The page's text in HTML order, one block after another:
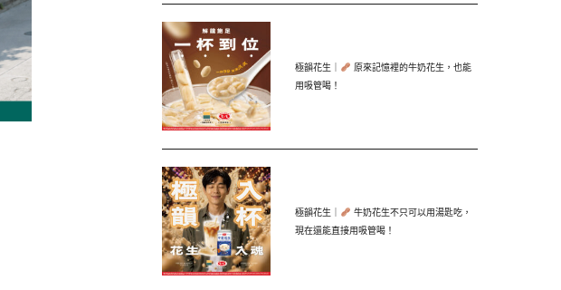
極韻花生｜
原來記憶裡的牛奶花生，也能
用吸管喝！
極韻花生｜
牛奶花生不只可以用湯匙吃，
現在還能直接用吸管喝！